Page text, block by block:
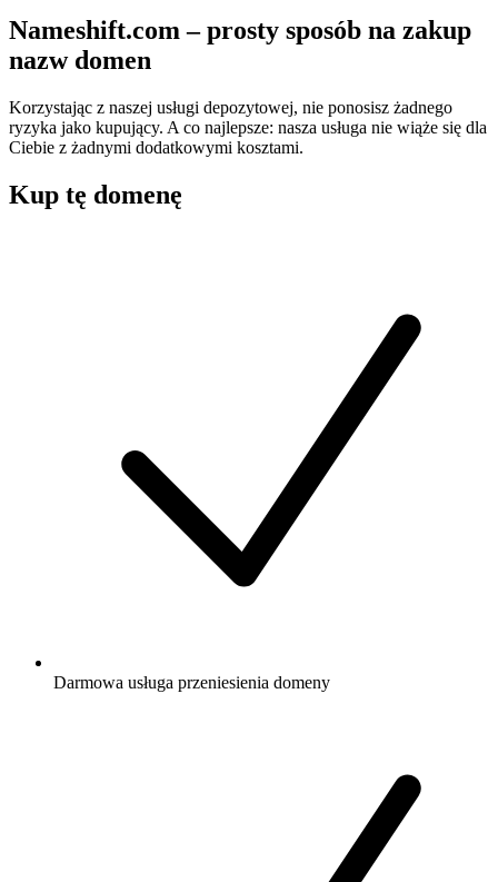
Nameshift.com – prosty sposób na zakup
nazw domen
Korzystając z naszej usługi depozytowej, nie ponosisz żadnego
ryzyka jako kupujący. A co najlepsze: nasza usługa nie wiąże się dla
Ciebie z żadnymi dodatkowymi kosztami.
Kup tę domenę
Darmowa usługa przeniesienia domeny